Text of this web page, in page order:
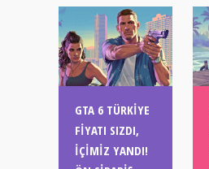
GTA 6 TÜRKIYE
FIYATI SIZDI,
İÇIMIZ YANDI!